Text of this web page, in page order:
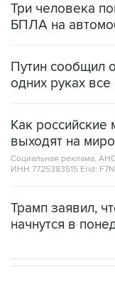
Три человека
БПЛА на
Путин сообщил
одних руках
Как российские
выходят на
Социальная реклама,
ИНН 7725383515 Erid:
Трамп заявил,
начнутся в